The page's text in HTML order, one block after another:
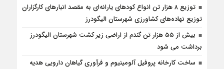
توزیع ۸ هزار تن انواع کودهای یارانه‌ای به مقصد انبارهای کارگزاران
توزیع نهاده‌های کشاورزی شهرستان الیگودرز
بیش از ۵۵ هزار تن گندم از اراضی زیر کشت شهرستان الیگودرز
برداشت می شود
ساخت کارخانه پروفیل آلومینیوم و فرآوری گیاهان دارویی هدیه